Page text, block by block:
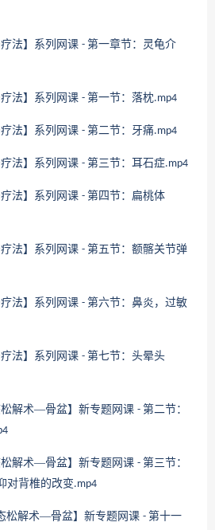
疗法】系列网课 - 第一章节：灵龟介
疗法】系列网课 - 第一节：落枕.mp4
疗法】系列网课 - 第二节：牙痛.mp4
疗法】系列网课 - 第三节：耳石症.mp4
疗法】系列网课 - 第四节：扁桃体
疗法】系列网课 - 第五节：额髂关节弹
疗法】系列网课 - 第六节：鼻炎，过敏
疗法】系列网课 - 第七节：头晕头
松解术—骨盆】新专题网课 - 第二节：
松解术—骨盆】新专题网课 - 第三节：
对背椎的改变.mp4
松解术—骨盆】新专题网课 - 第十一